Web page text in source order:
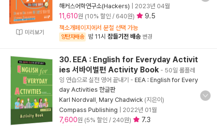
미리보기
해커스어학연구소(Hackers)
2023년 04월
11,610원 (10% 할인 / 640원) 9.5
책소개페이지에서 분철 선택 가능
양탄자배송 밤 11시 잠들기전 배송 변경
30. EEA : English for Everyday Activit
ies 서바이벌편 Activity Book - 50일 롤플레
잉 연습으로 실전 영어 끝내기 - EEA : English for Every
day Activities 한글판
Karl Nordvall Mary Chadwick (지은이)
Compass Publishing
2022년 01월
7,600원 (5% 할인 / 240원) 7.3